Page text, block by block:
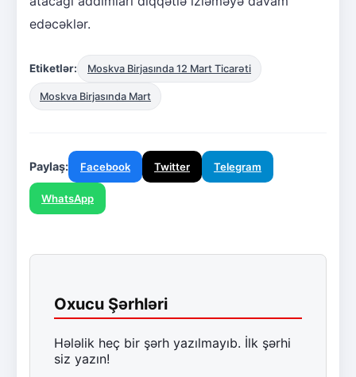
edəcəklər.
Etiketlər: Moskva Birjasında 12 Mart Ticarəti
Moskva Birjasında Mart
Paylaş: Facebook Twitter Telegram
WhatsApp
Oxucu Şərhləri
Hələlik heç bir şərh yazılmayıb. İlk şərhi
siz yazın!